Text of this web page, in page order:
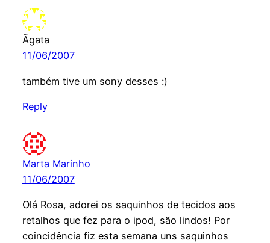
Ãgata
11/06/2007
também tive um sony desses :)
Reply
Marta Marinho
11/06/2007
Olá Rosa, adorei os saquinhos de tecidos aos
retalhos que fez para o ipod, são lindos! Por
coincidência fiz esta semana uns saquinhos